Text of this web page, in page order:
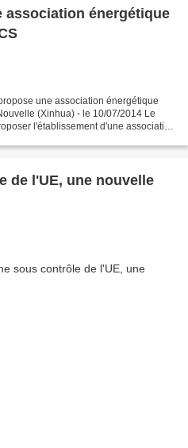
association énergétique
une association énergétique
(Xinhua) - le 10/07/2014 Le
l'établissement d'une association
de l'UE, une nouvelle